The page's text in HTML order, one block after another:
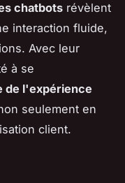
chatbots révèlent
interaction fluide,
Avec leur
à se
de l'expérience
seulement en
client.